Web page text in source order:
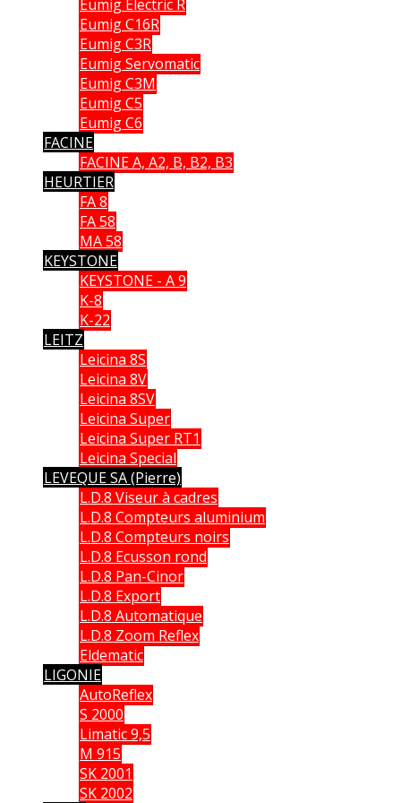
Eumig Electric R
Eumig C16R
Eumig C3R
Eumig Servomatic
Eumig C3M
Eumig C5
Eumig C6
FACINE
FACINE A, A2, B, B2, B3
HEURTIER
FA 8
FA 58
MA 58
KEYSTONE
KEYSTONE - A 9
K-8
K-22
LEITZ
Leicina 8S
Leicina 8V
Leicina 8SV
Leicina Super
Leicina Super RT1
Leicina Special
LEVEQUE SA (Pierre)
L.D.8 Viseur à cadres
L.D.8 Compteurs aluminium
L.D.8 Compteurs noirs
L.D.8 Ecusson rond
L.D.8 Pan-Cinor
L.D.8 Export
L.D.8 Automatique
L.D.8 Zoom Reflex
Eldematic
LIGONIE
AutoReflex
S 2000
Limatic 9,5
M 915
SK 2001
SK 2002